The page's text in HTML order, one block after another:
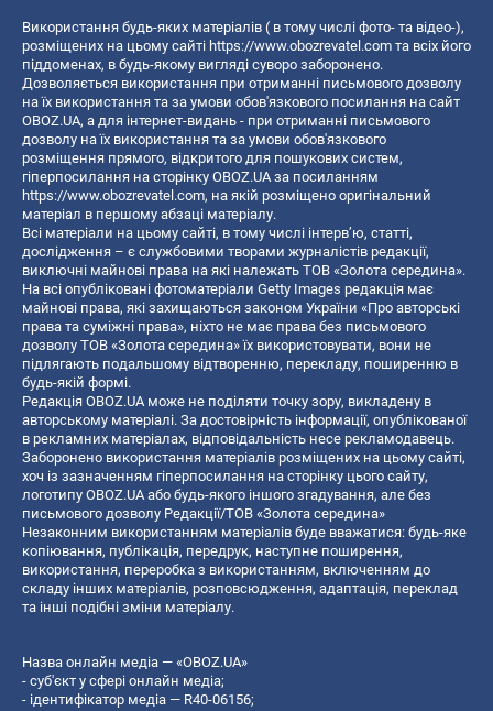
Використання будь-яких матеріалів ( в тому числі фото- та відео-),
розміщених на цьому сайті https://www.obozrevatel.com та всіх його
піддоменах, в будь-якому вигляді суворо заборонено.
Дозволяється використання при отриманні письмового дозволу
на їх використання та за умови обов'язкового посилання на сайт
OBOZ.UA, а для інтернет-видань - при отриманні письмового
дозволу на їх використання та за умови обов'язкового
розміщення прямого, відкритого для пошукових систем,
гіперпосилання на сторінку OBOZ.UA за посиланням
https://www.obozrevatel.com, на якій розміщено оригінальний
матеріал в першому абзаці матеріалу.
Всі матеріали на цьому сайті, в тому числі інтерв’ю, статті,
дослідження – є службовими творами журналістів редакції,
виключні майнові права на які належать ТОВ «Золота середина».
На всі опубліковані фотоматеріали Getty Images редакція має
майнові права, які захищаються законом України «Про авторські
права та суміжні права», ніхто не має права без письмового
дозволу ТОВ «Золота середина» їх використовувати, вони не
підлягають подальшому відтворенню, перекладу, поширенню в
будь-якій формі.
Редакція OBOZ.UA може не поділяти точку зору, викладену в
авторському матеріалі. За достовірність інформації, опублікованої
в рекламних матеріалах, відповідальність несе рекламодавець.
Заборонено використання матеріалів розміщених на цьому сайті,
хоч із зазначенням гіперпосилання на сторінку цього сайту,
логотипу OBOZ.UA або будь-якого іншого згадування, але без
письмового дозволу Редакції/ТОВ «Золота середина»
Незаконним використанням матеріалів буде вважатися: будь-яке
копiювання, публiкацiя, передрук, наступне поширення,
використання, переробка з використанням, включенням до
складу інших матеріалів, розповсюдження, адаптація, переклад
та інші подібні зміни матеріалу.
Назва онлайн медіа — «OBOZ.UA»
- суб'єкт у сфері онлайн медіа;
- ідентифікатор медіа — R40-06156;